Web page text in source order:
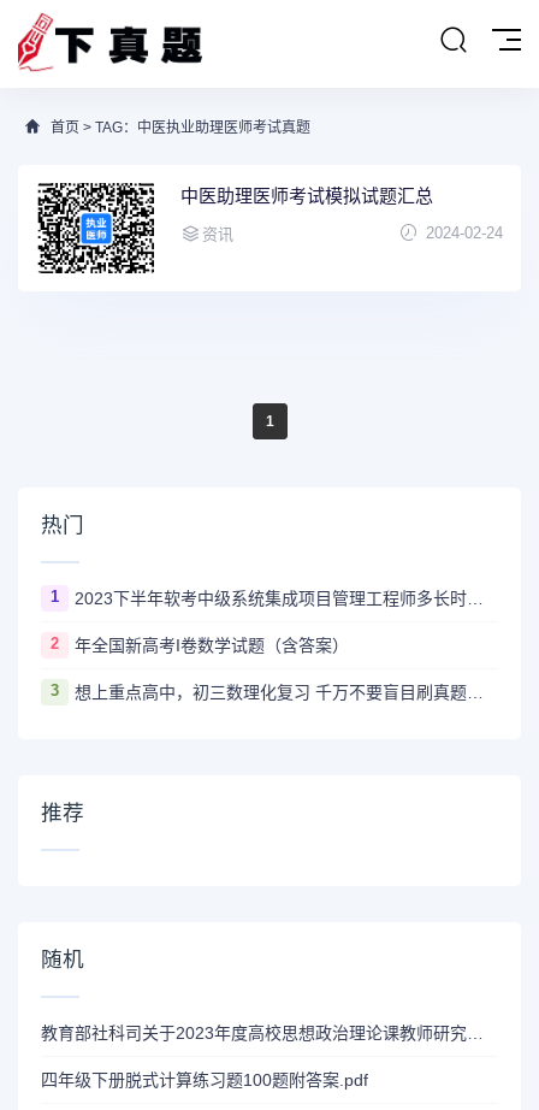
首页 > TAG：中医执业助理医师考试真题
中医助理医师考试模拟试题汇总
资讯 2024-02-24
1
热门
1 2023下半年软考中级系统集成项目管理工程师多长时间出成绩
2 年全国新高考I卷数学试题（含答案）
3 想上重点高中，初三数理化复习 千万不要盲目刷真题卷和模拟卷！
推荐
随机
四年级下册脱式计算练习题100题附答案.pdf